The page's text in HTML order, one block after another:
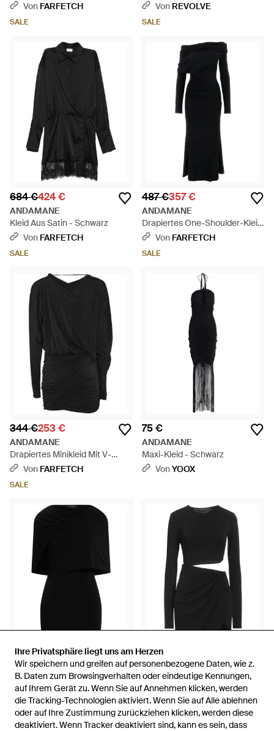
Ihre Privatsphäre liegt uns am Herzen
Wir speichern und greifen auf personenbezogene Daten, wie z.
B. Daten zum Browsingverhalten oder eindeutige Kennungen,
auf Ihrem Gerät zu. Wenn Sie auf Annehmen klicken, werden
die Tracking-Technologien aktiviert. Wenn Sie auf Alle ablehnen
oder auf Ihre Zustimmung zurückziehen klicken, werden diese
deaktiviert. Wenn Tracker deaktiviert sind, kann es sein, dass
Ihre Privatsphäre liegt uns am Herzen
Wir speichern und greifen auf personenbezogene Daten, wie z.
B. Daten zum Browsingverhalten oder eindeutige Kennungen,
auf Ihrem Gerät zu. Wenn Sie auf Annehmen klicken, werden
die Tracking-Technologien aktiviert. Wenn Sie auf Alle ablehnen
oder auf Ihre Zustimmung zurückziehen klicken, werden diese
deaktiviert. Wenn Tracker deaktiviert sind, kann es sein, dass
Von FARFETCH
SALE
Von REVOLVE
SALE
684 €424 €
ANDAMANE
Kleid Aus Satin - Schwarz
Von FARFETCH
SALE
487 €357 €
ANDAMANE
Drapiertes One-Shoulder-Kleid
- Schwarz
Von FARFETCH
SALE
344 €253 €
ANDAMANE
Drapiertes Minikleid Mit V-
Ausschnitt - Schwarz
Von FARFETCH
SALE
75 €
ANDAMANE
Maxi-Kleid - Schwarz
VonYOOX
73 €65 €
ANDAMANE
Mini-Kleid - Schwarz
Von YOOX
SALE
199 €
ANDAMANE
Mini-Kleid - Schwarz
VonYOOX